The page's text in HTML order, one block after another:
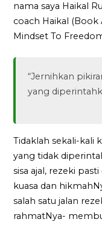
nama saya Haikal
coach Haikal
Mindset To
“Jernihkan
yang
Tidaklah sekali-kali
yang tidak
sisa ajal, rezeki
kuasa dan
salah satu jalan
rahmatNya-